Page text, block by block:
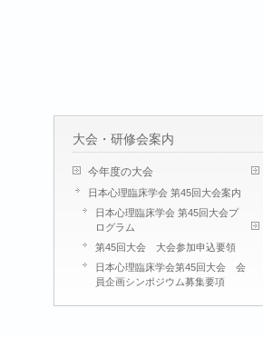
大会・研修会案内
今年度の大会
日本心理臨床学会 第45回大会案内
日本心理臨床学会 第45回大会プ
ログラム
第45回大会 大会参加申込要領
日本心理臨床学会第45回大会 会
員企画シンポジウム募集要項